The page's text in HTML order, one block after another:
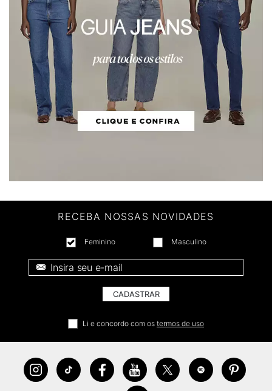
RECEBA NOSSAS NOVIDADES
Feminino Masculino
CADASTRAR
Li e concordo com os termos de uso